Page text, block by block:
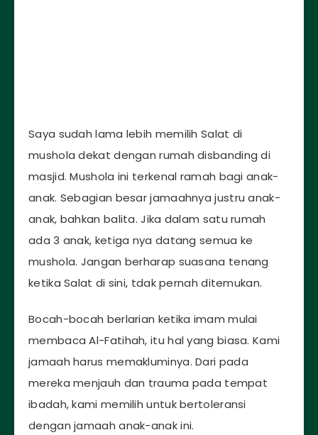
Saya sudah lama lebih memilih Salat di
mushola dekat dengan rumah disbanding di
masjid. Mushola ini terkenal ramah bagi anak-
anak. Sebagian besar jamaahnya justru anak-
anak, bahkan balita. Jika dalam satu rumah
ada 3 anak, ketiga nya datang semua ke
mushola. Jangan berharap suasana tenang
ketika Salat di sini, tdak pernah ditemukan.
Bocah-bocah berlarian ketika imam mulai
membaca Al-Fatihah, itu hal yang biasa. Kami
jamaah harus memakluminya. Dari pada
mereka menjauh dan trauma pada tempat
ibadah, kami memilih untuk bertoleransi
dengan jamaah anak-anak ini.